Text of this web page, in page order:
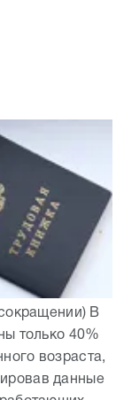
В
только 40%
возраста,
данные